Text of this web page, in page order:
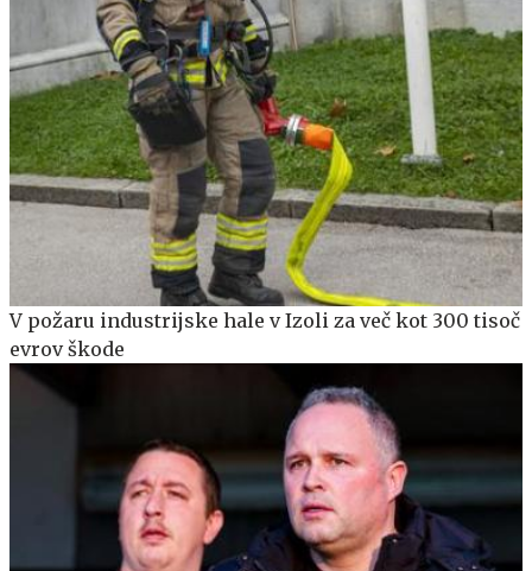
V požaru industrijske hale v Izoli za več kot 300 tisoč
evrov škode